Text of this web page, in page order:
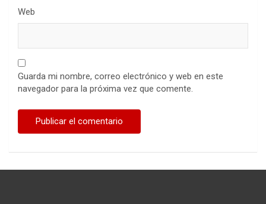
Web
Guarda mi nombre, correo electrónico y web en este
navegador para la próxima vez que comente.